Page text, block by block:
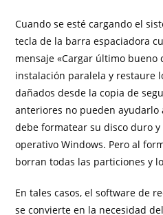
Cuando se esté cargando el
tecla de la barra espaciadora
mensaje «Cargar último bueno
instalación paralela y restaure
dañados desde la copia de
anteriores no pueden ayudarlo
debe formatear su disco duro
operativo Windows. Pero al
borran todas las particiones y
En tales casos, el software de
se convierte en la necesidad